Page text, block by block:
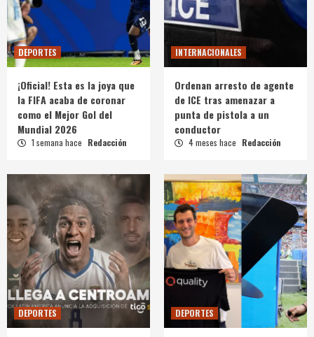
DEPORTES
¡Oficial! Esta es la joya que
la FIFA acaba de coronar
como el Mejor Gol del
Mundial 2026
1 semana hace Redacción
INTERNACIONALES
Ordenan arresto de agente
de ICE tras amenazar a
punta de pistola a un
conductor
4 meses hace Redacción
DEPORTES DEPORTES